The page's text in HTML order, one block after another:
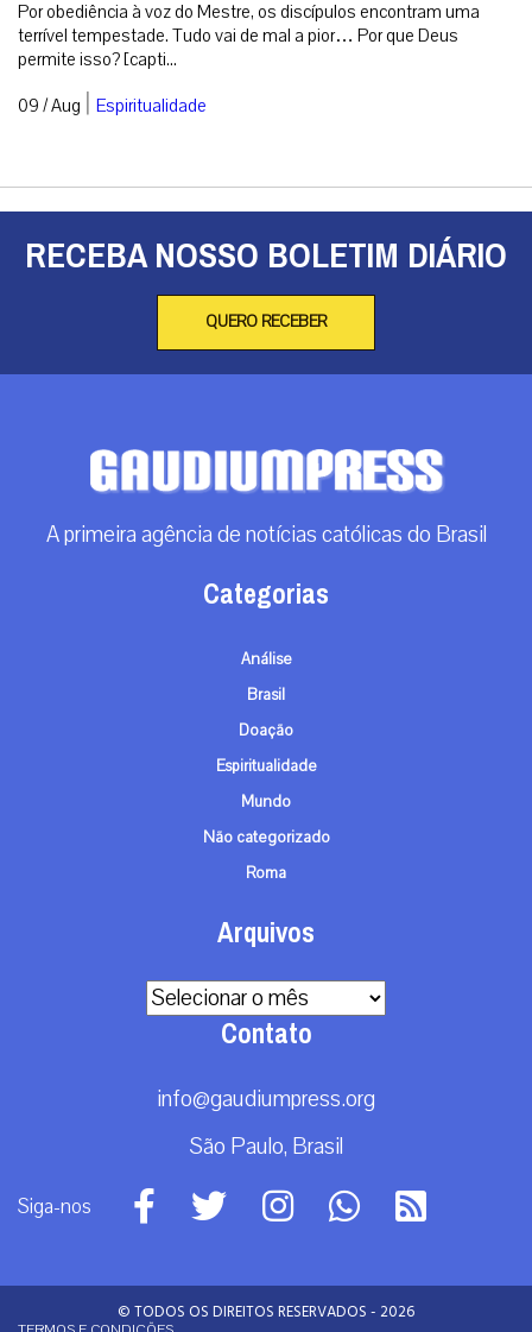
Por obediência à voz do Mestre, os discípulos encontram uma
terrível tempestade. Tudo vai de mal a pior… Por que Deus
permite isso? [capti...
09 / Aug | Espiritualidade
RECEBA NOSSO BOLETIM DIÁRIO
QUERO RECEBER
A primeira agência de notícias católicas do Brasil
Categorias
Análise
Brasil
Doação
Espiritualidade
Mundo
Não categorizado
Roma
Arquivos
Arquivos
Contato
info@gaudiumpress.org
São Paulo, Brasil
Siga-nos
© TODOS OS DIREITOS RESERVADOS - 2026